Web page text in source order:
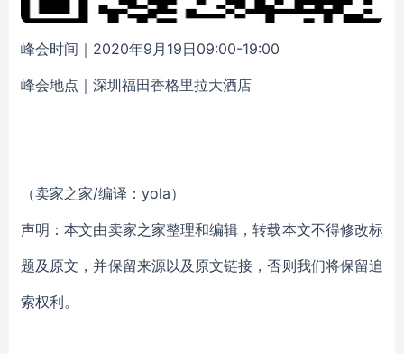
峰会时间 ｜ 2020年9月19日09:00-19:00
峰会地点 ｜ 深圳福田香格里拉大酒店
（卖家之家/编译：yola）
声明：本文由卖家之家整理和编辑，转载本文不得修改标
题及原文，并保留来源以及原文链接，否则我们将保留追
索权利。